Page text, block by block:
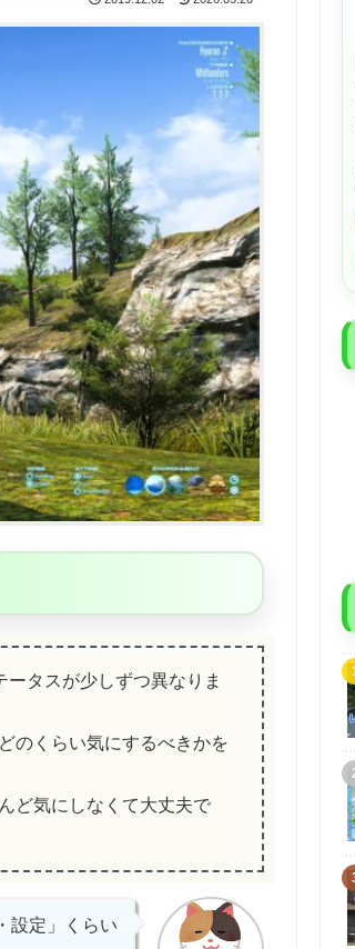
タスが少しずつ異なりま
のくらい気にするべきかを
ど気にしなくて大丈夫で
設定」くらい